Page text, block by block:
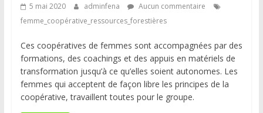
5 mai 2020 adminfena
Aucun commentaire
femme_coopérative_ressources_forestières
Ces coopératives de femmes sont accompagnées par des
formations, des coachings et des appuis en matériels de
transformation jusqu’à ce qu’elles soient autonomes. Les
femmes qui acceptent de façon libre les principes de la
coopérative, travaillent toutes pour le groupe.